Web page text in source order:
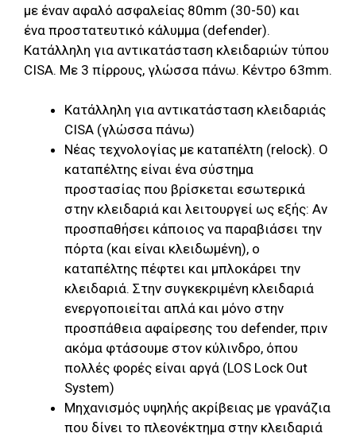
με έναν αφαλό ασφαλείας 80mm (30-50) και
ένα προστατευτικό κάλυμμα (defender).
Κατάλληλη για αντικατάσταση κλειδαριών τύπου
CISA. Με 3 πίρρους, γλώσσα πάνω. Κέντρο 63mm.
Κατάλληλη για αντικατάσταση κλειδαριάς
CISA (γλώσσα πάνω)
Νέας τεχνολογίας με καταπέλτη (relock). Ο
καταπέλτης είναι ένα σύστημα
προστασίας που βρίσκεται εσωτερικά
στην κλειδαριά και λειτουργεί ως εξής: Αν
προσπαθήσει κάποιος να παραβιάσει την
πόρτα (και είναι κλειδωμένη), ο
καταπέλτης πέφτει και μπλοκάρει την
κλειδαριά. Στην συγκεκριμένη κλειδαριά
ενεργοποιείται απλά και μόνο στην
προσπάθεια αφαίρεσης του defender, πριν
ακόμα φτάσουμε στον κύλινδρο, όπου
πολλές φορές είναι αργά (LOS Lock Out
System)
Μηχανισμός υψηλής ακρίβειας με γρανάζια
που δίνει το πλεονέκτημα στην κλειδαριά